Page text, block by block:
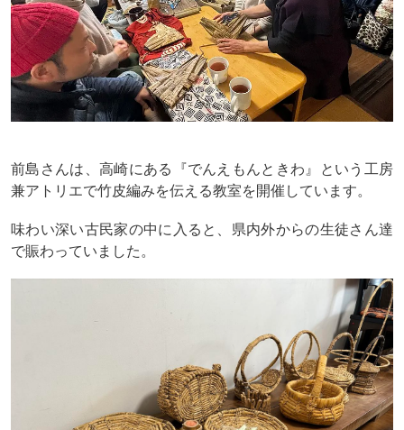
前島さんは、高崎にある『でんえもんときわ』という工房
兼アトリエで竹皮編みを伝える教室を開催しています。
味わい深い古民家の中に入ると、県内外からの生徒さん達
で賑わっていました。